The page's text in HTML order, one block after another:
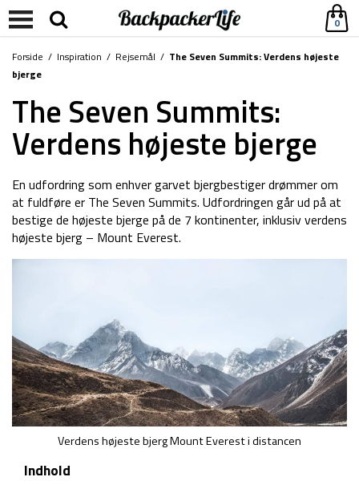
0
Forside / Inspiration / Rejsemål / The Seven Summits: Verdens højeste
bjerge
The Seven Summits:
Verdens højeste bjerge
En udfordring som enhver garvet bjergbestiger drømmer om
at fuldføre er The Seven Summits. Udfordringen går ud på at
bestige de højeste bjerge på de 7 kontinenter, inklusiv verdens
højeste bjerg – Mount Everest.
Verdens højeste bjerg Mount Everest i distancen
Indhold